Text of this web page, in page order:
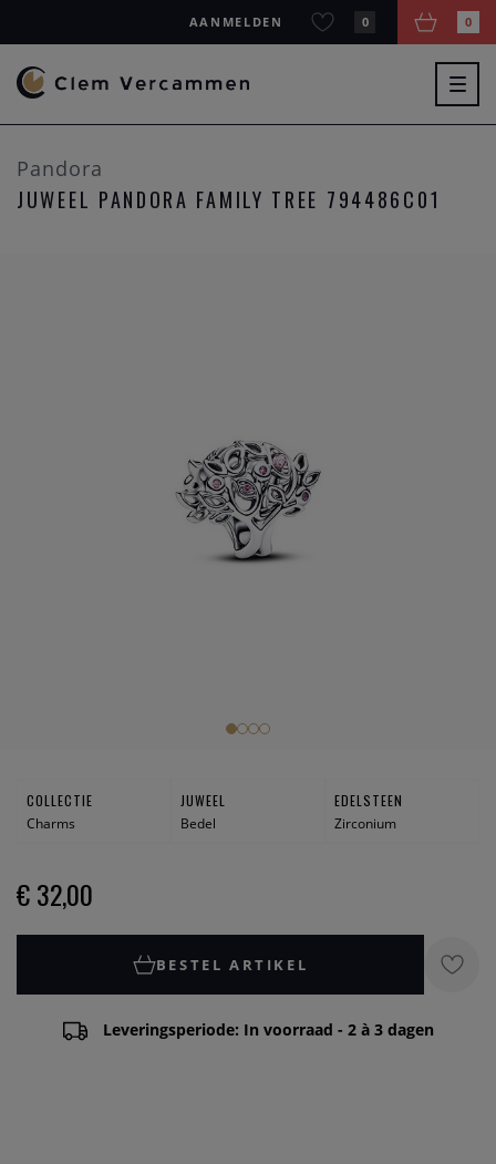
AANMELDEN 0 0
Pandora
JUWEEL PANDORA FAMILY TREE 794486C01
COLLECTIE
Charms
JUWEEL
Bedel
EDELSTEEN
Zirconium
€ 32,00
BESTEL ARTIKEL
Leveringsperiode: In voorraad - 2 à 3 dagen